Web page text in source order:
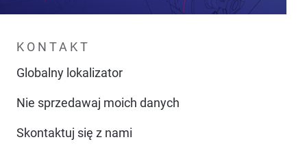
KONTAKT
Globalny lokalizator
Nie sprzedawaj moich danych
Skontaktuj się z nami